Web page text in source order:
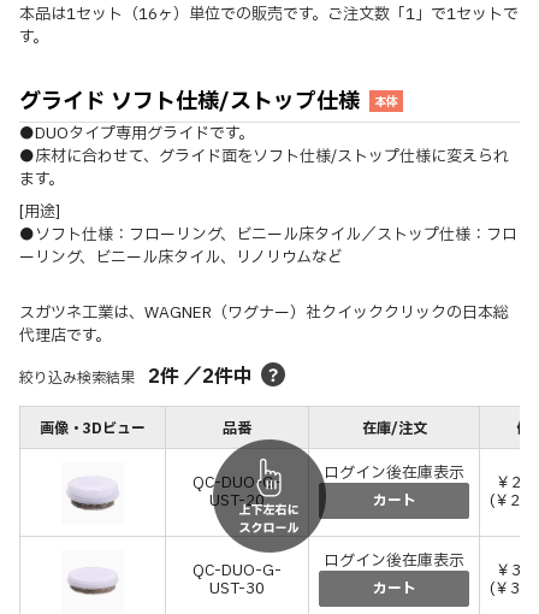
本品は1セット（16ヶ）単位での販売です。ご注文数「1」で1セットで
す。
グライド ソフト仕様/ストップ仕様 本体
●DUOタイプ専用グライドです。
●床材に合わせて、グライド面をソフト仕様/ストップ仕様に変えられ
ます。
[用途]
●ソフト仕様：フローリング、ビニール床タイル／ストップ仕様：フロ
ーリング、ビニール床タイル、リノリウムなど
スガツネ工業は、WAGNER（ワグナー）社クイッククリックの日本総
代理店です。
絞り込み検索結果 2件／2件中
画像・3Dビュー 品番 在庫/注文 価
QC-DUO-G-
UST-20
ログイン後在庫表示
カート
￥
(￥
QC-DUO-G-
UST-30
ログイン後在庫表示
カート
￥
(￥